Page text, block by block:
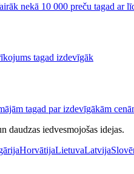
nekā 10 000 preču tagad ar
tagad izdevīgāk
tagad par izdevīgākām
daudzas iedvesmojošas idejas.
HorvātijaLietuvaLatvija